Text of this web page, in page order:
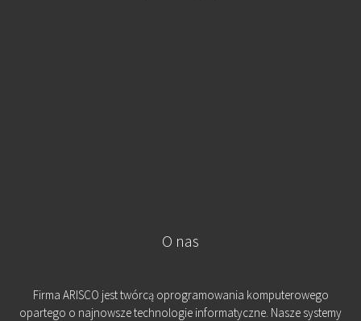
O nas
Firma ARISCO jest twórcą oprogramowania komputerowego
opartego o najnowsze technologie informatyczne. Nasze systemy